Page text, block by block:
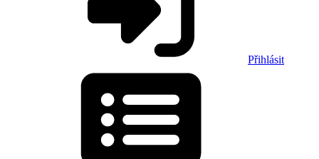
Přihlásit